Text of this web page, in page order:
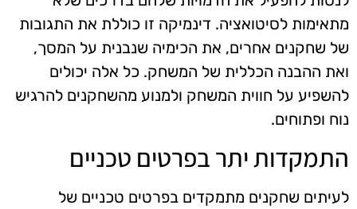
מתאימות לסיטואציה. דינמיקה זו כוללת את התגובות
של שחקנים אחרים, את הכימיה שנבנית על המסך,
ואת ההבנה הכללית של המשחק. כל אלה יכולים
להשפיע על חווית המשחק ולמנוע מהשחקנים להרגיש
נוח ופתוחים.
התמקדות יתר בפרטים טכניים
לעיתים שחקנים מתמקדים בפרטים טכניים של